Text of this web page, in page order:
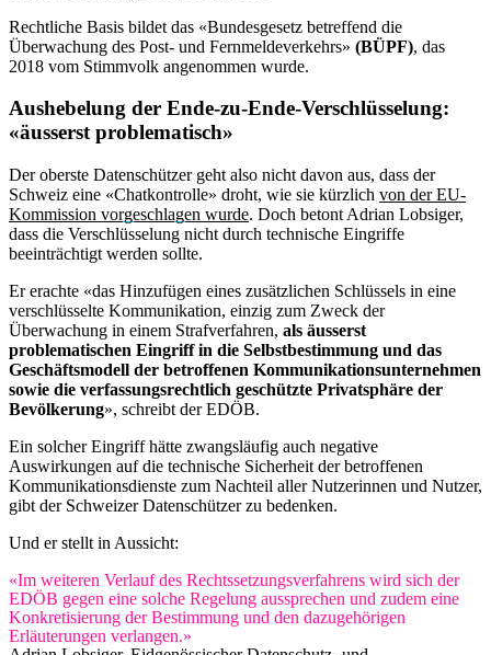
Rechtliche Basis bildet das «Bundesgesetz betreffend die
Überwachung des Post- und Fernmeldeverkehrs» (BÜPF), das
2018 vom Stimmvolk angenommen wurde.
Aushebelung der Ende-zu-Ende-Verschlüsselung:
«äusserst problematisch»
Der oberste Datenschützer geht also nicht davon aus, dass der
Schweiz eine «Chatkontrolle» droht, wie sie kürzlich von der EU-
Kommission vorgeschlagen wurde. Doch betont Adrian Lobsiger,
dass die Verschlüsselung nicht durch technische Eingriffe
beeinträchtigt werden sollte.
Er erachte «das Hinzufügen eines zusätzlichen Schlüssels in eine
verschlüsselte Kommunikation, einzig zum Zweck der
Überwachung in einem Strafverfahren, als äusserst
problematischen Eingriff in die Selbstbestimmung und das
Geschäftsmodell der betroffenen Kommunikationsunternehmen
sowie die verfassungsrechtlich geschützte Privatsphäre der
Bevölkerung», schreibt der EDÖB.
Ein solcher Eingriff hätte zwangsläufig auch negative
Auswirkungen auf die technische Sicherheit der betroffenen
Kommunikationsdienste zum Nachteil aller Nutzerinnen und Nutzer,
gibt der Schweizer Datenschützer zu bedenken.
Und er stellt in Aussicht:
«Im weiteren Verlauf des Rechtssetzungsverfahrens wird sich der
EDÖB gegen eine solche Regelung aussprechen und zudem eine
Konkretisierung der Bestimmung und den dazugehörigen
Erläuterungen verlangen.»